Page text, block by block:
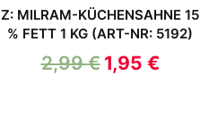
Z: MILRAM-KÜCHENSAHNE 15
% FETT 1 KG (ART-NR: 5192)
2,99€ 1,95 €